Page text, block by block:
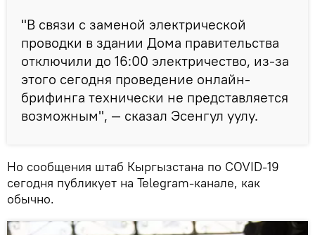
"В связи с заменой электрической
проводки в здании Дома правительства
отключили до 16:00 электричество, из-за
этого сегодня проведение онлайн-
брифинга технически не представляется
возможным", — сказал Эсенгул уулу.
Но сообщения штаб Кыргызстана по COVID-19
сегодня публикует на Telegram-канале, как
обычно.